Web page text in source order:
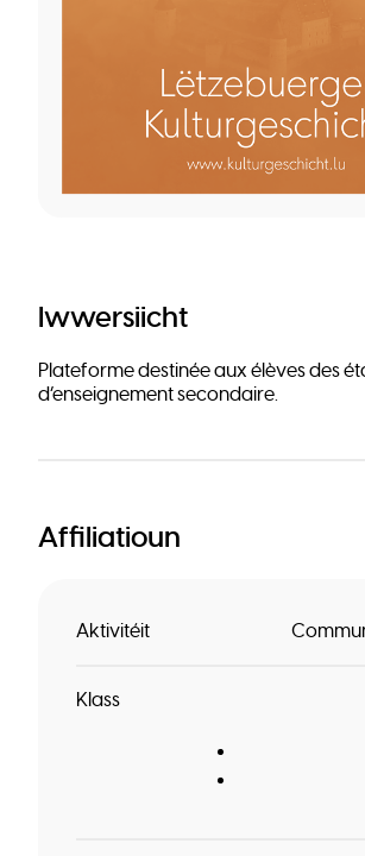
Iwwersiicht
Plateforme destinée aux élèves des
d’enseignement secondaire.
Affiliatioun
Aktivitéit
Klass